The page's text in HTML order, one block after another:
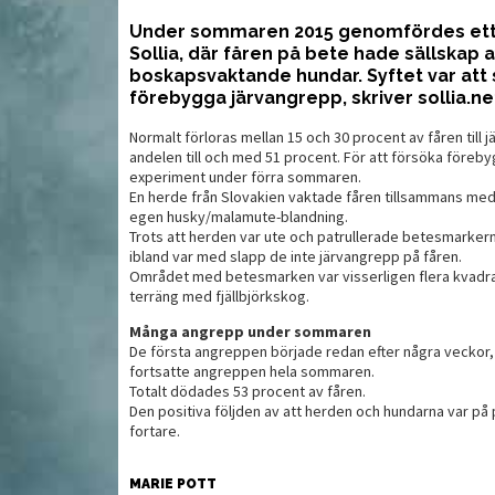
Under sommaren 2015 genomfördes
Sollia, där fåren på bete hade sällskap
boskapsvaktande hundar. Syftet var att
förebygga järvangrepp, skriver
Normalt förloras mellan 15 och 30 procent av fåren till
andelen till och med 51 procent. För att försöka
experiment under förra sommaren.
En herde från Slovakien vaktade fåren tillsammans
egen husky/malamute-blandning.
Trots att herden var ute och patrullerade
ibland var med slapp de inte järvangrepp på fåren.
Området med betesmarken var visserligen flera
terräng med fjällbjörkskog.
Många angrepp under sommaren
De första angreppen började redan efter några
fortsatte angreppen hela sommaren.
Totalt dödades 53 procent av fåren.
Den positiva följden av att herden och hundarna var
fortare.
MARIE POTT
Fantastisk teknik kräver
finlir
MAT